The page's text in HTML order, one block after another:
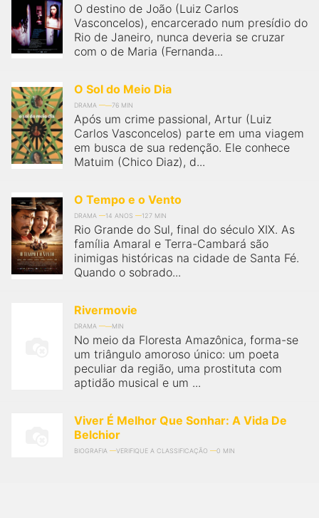
O destino de João (Luiz Carlos
Vasconcelos), encarcerado num presídio do
Rio de Janeiro, nunca deveria se cruzar
com o de Maria (Fernanda...
O Sol do Meio Dia
DRAMA 76 MIN
Após um crime passional, Artur (Luiz
Carlos Vasconcelos) parte em uma viagem
em busca de sua redenção. Ele conhece
Matuim (Chico Diaz), d...
O Tempo e o Vento
DRAMA 14 ANOS 127 MIN
Rio Grande do Sul, final do século XIX. As
família Amaral e Terra-Cambará são
inimigas históricas na cidade de Santa Fé.
Quando o sobrado...
Rivermovie
DRAMA MIN
No meio da Floresta Amazônica, forma-se
um triângulo amoroso único: um poeta
peculiar da região, uma prostituta com
aptidão musical e um ...
Viver É Melhor Que Sonhar: A Vida De
Belchior
BIOGRAFIA VERIFIQUE A CLASSIFICAÇÃO 0 MIN